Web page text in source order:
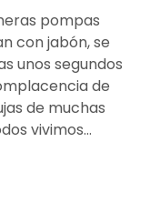
pompas
con jabón, se
unos segundos
de
de muchas
vivimos…